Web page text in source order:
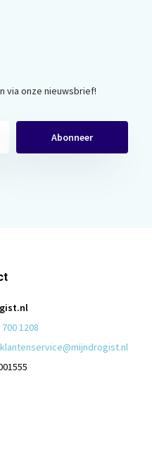
via onze nieuwsbrief!
Abonneer
1208
klantenservice@mijndrogist.nl